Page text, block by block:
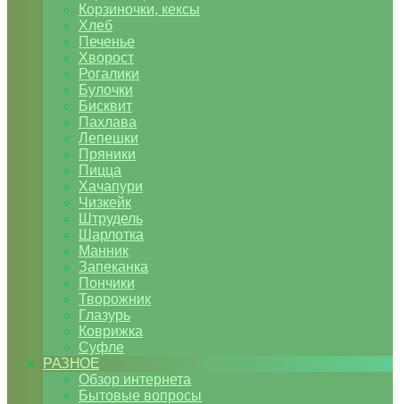
Корзиночки, кексы
Хлеб
Печенье
Хворост
Рогалики
Булочки
Бисквит
Пахлава
Лепешки
Пряники
Пицца
Хачапури
Чизкейк
Штрудель
Шарлотка
Манник
Запеканка
Пончики
Творожник
Глазурь
Коврижка
Суфле
РАЗНОЕ
Обзор интернета
Бытовые вопросы